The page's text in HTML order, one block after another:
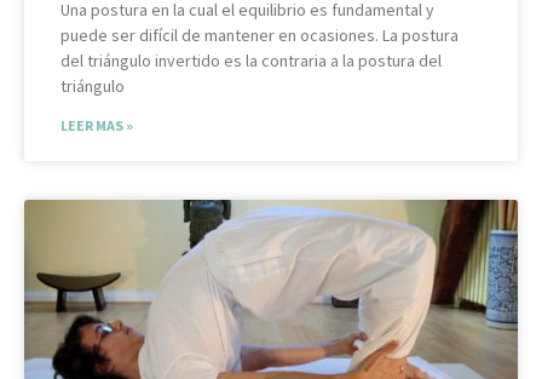
Una postura en la cual el equilibrio es fundamental y
puede ser difícil de mantener en ocasiones. La postura
del triángulo invertido es la contraria a la postura del
triángulo
LEER MAS »